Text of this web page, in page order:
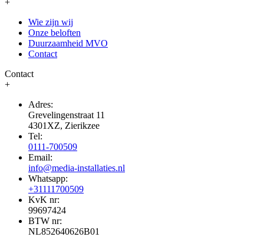
Wie zijn wij
Onze beloften
Duurzaamheid MVO
Contact
Contact
+
Adres:
Grevelingenstraat 11
4301XZ, Zierikzee
Tel:
0111-700509
Email:
info@media-installaties.nl
Whatsapp:
+31111700509
KvK nr:
99697424
BTW nr:
NL852640626B01